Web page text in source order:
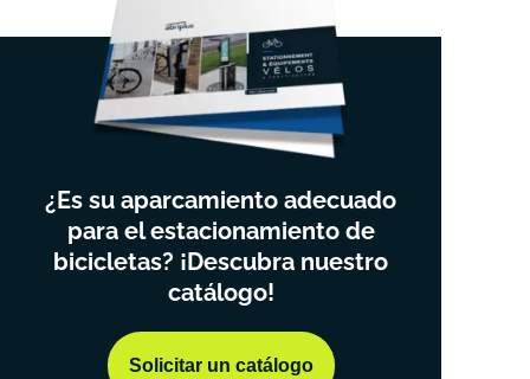
¿Es su aparcamiento adecuado
para el estacionamiento de
bicicletas? ¡Descubra nuestro
catálogo!
Solicitar un catálogo